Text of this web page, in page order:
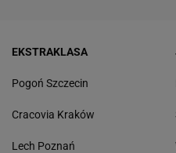
EKSTRAKLASA
Pogoń Szczecin
Cracovia Kraków
Lech Poznań